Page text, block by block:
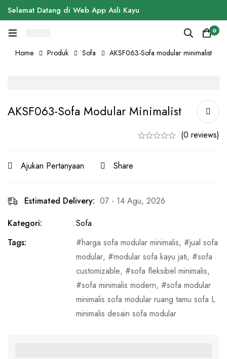
Selamat Datang di Web App Asli Kayu
0
Home Produk Sofa AKSF063-Sofa modular minimalist
AKSF063-Sofa Modular Minimalist
(0 reviews)
Ajukan Pertanyaan Share
Estimated Delivery: 07 - 14 Agu, 2026
Kategori:
Sofa
Tags:
harga sofa modular minimalis,
jual sofa
modular, modular sofa kayu jati,
sofa
customizable, sofa fleksibel minimalis,
sofa minimalis modern,
sofa modular
minimalis sofa modular ruang tamu sofa L
minimalis desain sofa modular